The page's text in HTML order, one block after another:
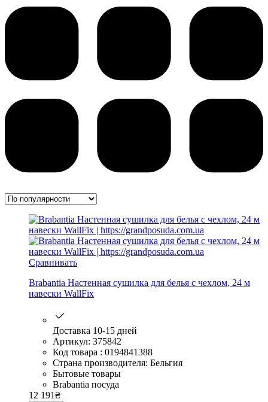
Сравнивать
Brabantia Настенная сушилка для белья с чехлом, 24 м
навески WallFix
Доставка 10-15 дней
Артикул: 375842
Код товара : 0194841388
Страна производителя: Бельгия
Бытовые товары
Brabantia посуда
12 191₴